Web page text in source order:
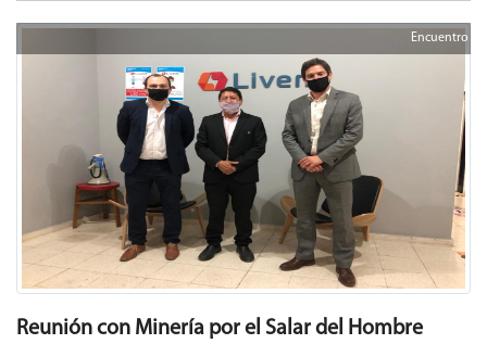
Encuentro
Reunión con Minería por el Salar del Hombre